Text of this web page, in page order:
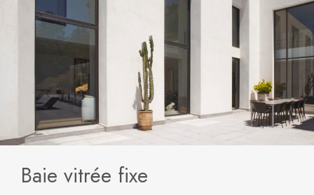
Baie vitrée fixe